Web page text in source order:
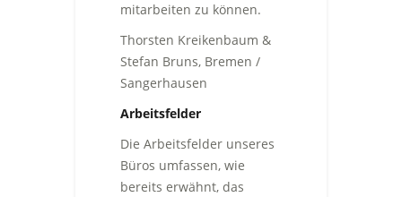
mitarbeiten zu können.
Thorsten Kreikenbaum &
Stefan Bruns, Bremen /
Sangerhausen
Arbeitsfelder
Die Arbeitsfelder unseres
Büros umfassen, wie
bereits erwähnt, das